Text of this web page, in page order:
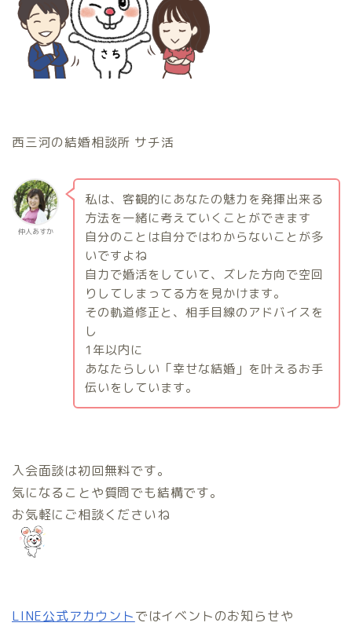
西三河の結婚相談所 サチ活
仲人あすか
私は、客観的にあなたの魅力を発揮出来る
方法を一緒に考えていくことができます
自分のことは自分ではわからないことが多
いですよね
自力で婚活をしていて、ズレた方向で空回
りしてしまってる方を見かけます。
その軌道修正と、相手目線のアドバイスを
し
1 年以内に
あなたらしい「幸せな結婚」を叶えるお手
伝いをしています。
入会面談は初回無料です。
気になることや質問でも結構です。
お気軽にご相談くださいね
LINE公式アカウントではイベントのお知らせや